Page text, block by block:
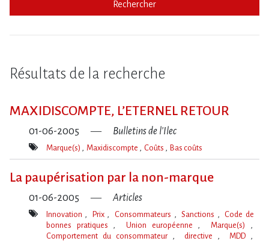
Rechercher
Résultats de la recherche
MAXIDISCOMPTE, L’ETERNEL RETOUR
01-06-2005 Bulletins de l'Ilec
Mot(s)-
Marque(s) Maxidiscompte Coûts Bas coûts
La paupérisation par la non-marque
01-06-2005 Articles
Innovation Prix Consommateurs Sanctions
Code de
bonnes pratiques
Union européenne
Marque(s)
Comportement du consommateur
directive
MDD